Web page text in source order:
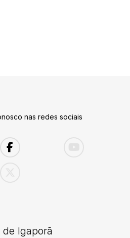
nas redes sociais
Igaporã